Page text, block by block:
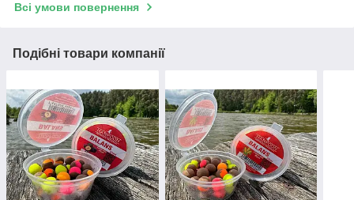
Всі умови повернення
Подібні товари компанії